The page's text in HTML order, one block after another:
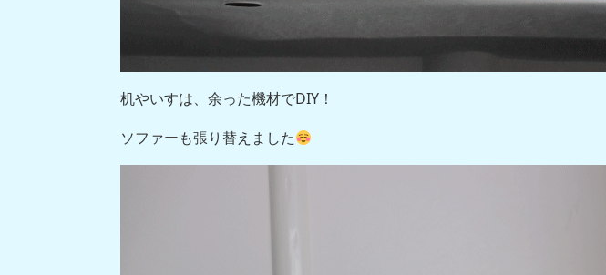
机やいすは、余った機材でDIY！
ソファーも張り替えました